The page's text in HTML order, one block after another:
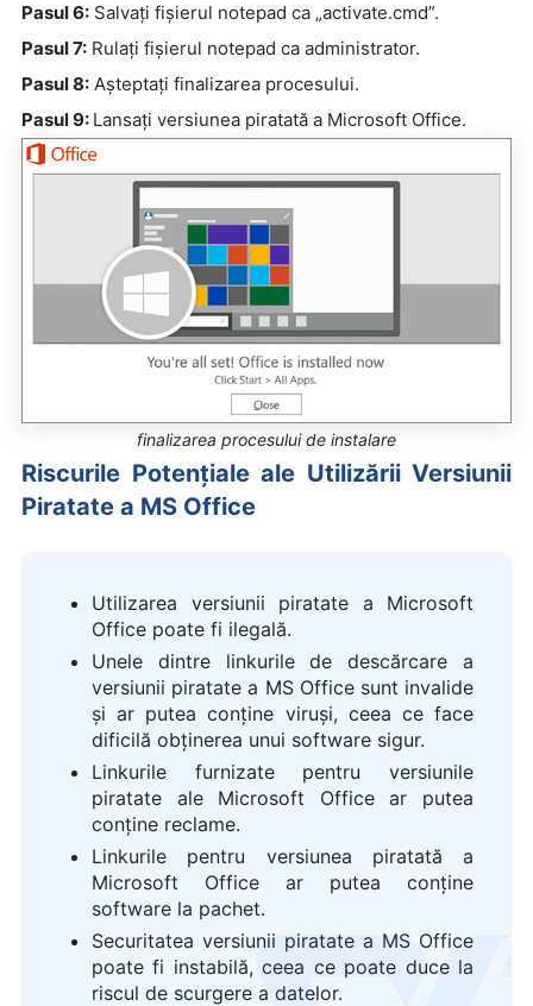
Pasul 6: Salvați fișierul notepad ca „activate.cmd”.
Pasul 7: Rulați fișierul notepad ca administrator.
Pasul 8: Așteptați finalizarea procesului.
Pasul 9: Lansați versiunea piratată a Microsoft Office.
finalizarea procesului de instalare
Riscurile Potențiale ale Utilizării Versiunii
Piratate a MS Office
Utilizarea versiunii piratate a Microsoft
Office poate fi ilegală.
Unele dintre linkurile de descărcare a
versiunii piratate a MS Office sunt invalide
și ar putea conține viruși, ceea ce face
dificilă obținerea unui software sigur.
Linkurile furnizate pentru versiunile
piratate ale Microsoft Office ar putea
conține reclame.
Linkurile pentru versiunea piratată a
Microsoft Office ar putea conține
software la pachet.
Securitatea versiunii piratate a MS Office
poate fi instabilă, ceea ce poate duce la
riscul de scurgere a datelor.
logo